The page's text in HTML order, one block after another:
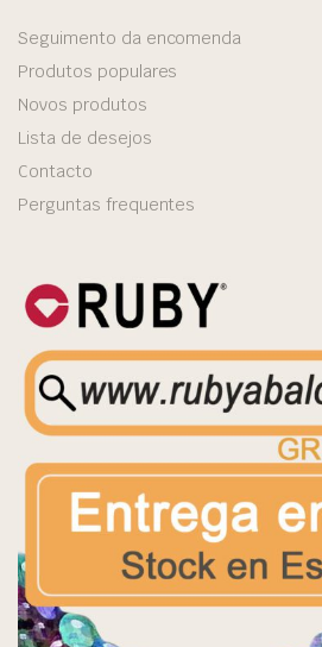
Seguimento da encomenda
Produtos populares
Novos produtos
Lista de desejos
Contacto
Perguntas frequentes